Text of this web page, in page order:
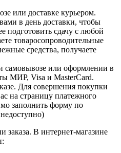
или доставке курьером.
в день доставки, чтобы
подготовить сдачу с любой
товаросопроводительные
средства, получаете
самовывозе или оформлении в
МИР, Visa и MasterCard.
Для совершения покупки
на страницу платежного
заполнить форму по
заказа. В интернет-магазине